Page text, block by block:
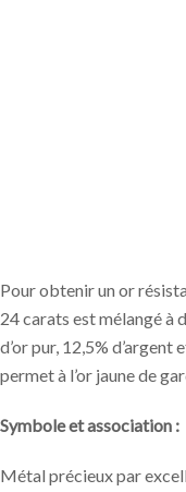
Pour obtenir un or
24 carats est mélangé à
d’or pur, 12,5% d’argent
permet à l’or jaune de
Symbole et association :
Métal précieux par